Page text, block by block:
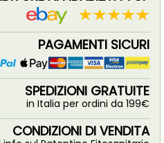
PAGAMENTI SICURI
SPEDIZIONI GRATUITE
in Italia per ordini da 199€
CONDIZIONI DI VENDITA